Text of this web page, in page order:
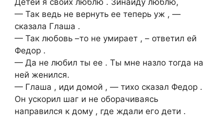
Детей я своих люблю . Зинаиду люблю,
— Так ведь не вернуть ее теперь уж , —
сказала Глаша .
— Так любовь –то не умирает , – ответил ей
Федор .
— Да не любил ты ее . Ты мне назло тогда на
ней женился.
— Глаша , иди домой , — тихо сказал Федор .
Он ускорил шаг и не оборачиваясь
направился к дому , где ждали его дети .